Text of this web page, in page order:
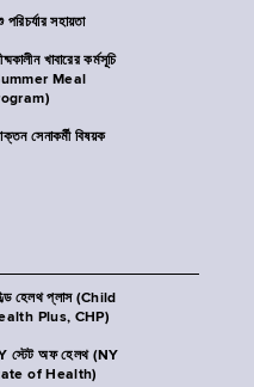
পরিচর্যার সহায়তা
খাবারের কর্মসূচি
Meal
সেনাকর্মী বিষয়ক
হেলথ প্লাস (Child
Plus, CHP)
স্টেট অফ হেলথ (NY
of Health)